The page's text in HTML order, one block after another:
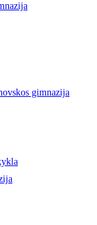
gimnazija